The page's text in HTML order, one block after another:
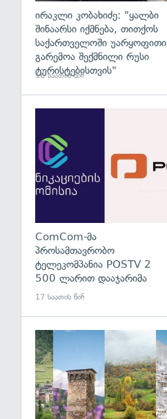
ირაკლი კობახიძე: "ყალბი
შინაარსი იქმნება, თითქოს
საქართველოში უარყოფითი
გარემოა შექმნილი რუსი
ტურისტებისთვის"
16 საათის წინ
ComCom-მა
პროსამთავრობო
ტელეკომპანია POSTV 2
500 ლარით დააჯარიმა
17 საათის წინ